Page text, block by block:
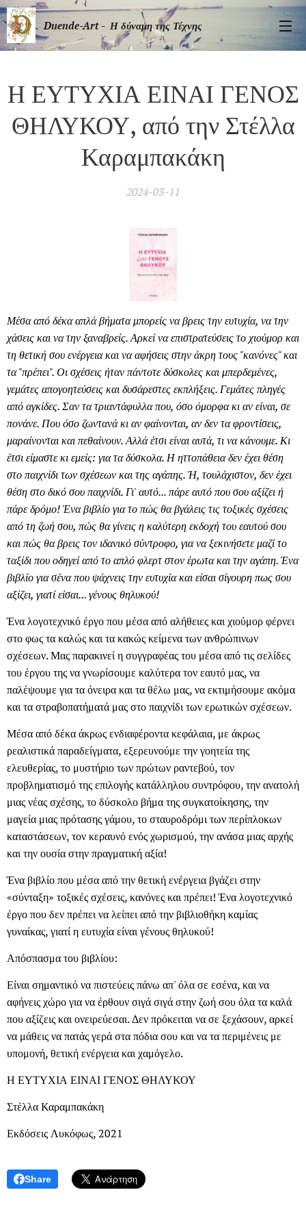
Duende-Art - Η δύναμη της Τέχνης
Η ΕΥΤΥΧΙΑ ΕΙΝΑΙ ΓΕΝΟΣ
ΘΗΛΥΚΟΥ, από την Στέλλα
Καραμπακάκη
2024-03-11
Μέσα από δέκα απλά βήματα μπορείς να βρεις την ευτυχία, να την
χάσεις και να την ξαναβρείς. Αρκεί να επιστρατεύσεις το χιούμορ και
τη θετική σου ενέργεια και να αφήσεις στην άκρη τους "κανόνες" και
τα "πρέπει". Οι σχέσεις ήταν πάντοτε δύσκολες και μπερδεμένες,
γεμάτες απογοητεύσεις και δυσάρεστες εκπλήξεις. Γεμάτες πληγές
από αγκίδες. Σαν τα τριαντάφυλλα που, όσο όμορφα κι αν είναι, σε
πονάνε. Που όσο ζωντανά κι αν φαίνονται, αν δεν τα φροντίσεις,
μαραίνονται και πεθαίνουν. Αλλά έτσι είναι αυτά, τι να κάνουμε. Κι
έτσι είμαστε κι εμείς: για τα δύσκολα. Η ηττοπάθεια δεν έχει θέση
στο παιχνίδι των σχέσεων και της αγάπης. Ή, τουλάχιστον, δεν έχει
θέση στο δικό σου παιχνίδι. Γι' αυτό... πάρε αυτό που σου αξίζει ή
πάρε δρόμο! Ένα βιβλίο για το πώς θα βγάλεις τις τοξικές σχέσεις
από τη ζωή σου, πώς θα γίνεις η καλύτερη εκδοχή του εαυτού σου
και πώς θα βρεις τον ιδανικό σύντροφο, για να ξεκινήσετε μαζί το
ταξίδι που οδηγεί από το απλό φλερτ στον έρωτα και την αγάπη. Ένα
βιβλίο για σένα που ψάχνεις την ευτυχία και είσαι σίγουρη πως σου
αξίζει, γιατί είσαι... γένους θηλυκού!
Ένα λογοτεχνικό έργο που μέσα από αλήθειες και χιούμορ φέρνει
στο φως τα καλώς και τα κακώς κείμενα των ανθρώπινων
σχέσεων. Μας παρακινεί η συγγραφέας του μέσα από τις σελίδες
του έργου της να γνωρίσουμε καλύτερα τον εαυτό μας, να
παλέψουμε για τα όνειρα και τα θέλω μας, να εκτιμήσουμε ακόμα
και τα στραβοπατήματά μας στο παιχνίδι των ερωτικών σχέσεων.
Μέσα από δέκα άκρως ενδιαφέροντα κεφάλαια, με άκρως
ρεαλιστικά παραδείγματα, εξερευνούμε την γοητεία της
ελευθερίας, το μυστήριο των πρώτων ραντεβού, τον
προβληματισμό της επιλογής κατάλληλου συντρόφου, την ανατολή
μιας νέας σχέσης, το δύσκολο βήμα της συγκατοίκησης, την
μαγεία μιας πρότασης γάμου, το σταυροδρόμι των περίπλοκων
καταστάσεων, τον κεραυνό ενός χωρισμού, την ανάσα μιας αρχής
και την ουσία στην πραγματική αξία!
Ένα βιβλίο που μέσα από την θετική ενέργεια βγάζει στην
«σύνταξη» τοξικές σχέσεις, κανόνες και πρέπει! Ένα λογοτεχνικό
έργο που δεν πρέπει να λείπει από την βιβλιοθήκη καμίας
γυναίκας, γιατί η ευτυχία είναι γένους θηλυκού!
Απόσπασμα του βιβλίου:
Είναι σημαντικό να πιστεύεις πάνω απ' όλα σε εσένα, και να
αφήνεις χώρο για να έρθουν σιγά σιγά στην ζωή σου όλα τα καλά
που αξίζεις και ονειρεύεσαι. Δεν πρόκειται να σε ξεχάσουν, αρκεί
να μάθεις να πατάς γερά στα πόδια σου και να τα περιμένεις με
υπομονή, θετική ενέργεια και χαμόγελο.
Η ΕΥΤΥΧΙΑ ΕΙΝΑΙ ΓΕΝΟΣ ΘΗΛΥΚΟΥ
Στέλλα Καραμπακάκη
Εκδόσεις Λυκόφως, 2021
Share